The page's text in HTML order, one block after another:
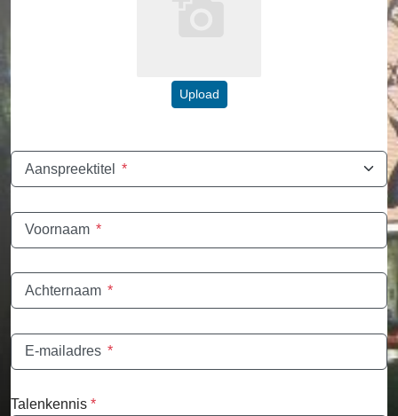
Upload
Aanspreektitel *
Voornaam *
Achternaam *
E-mailadres *
Talenkennis *